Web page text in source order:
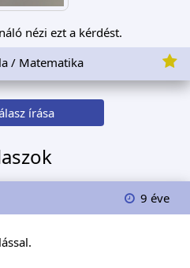
nézi ezt a kérdést.
/ Matematika
írása
9 éve